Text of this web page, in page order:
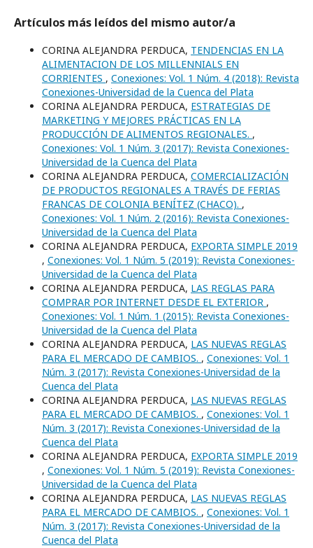
Artículos más leídos del mismo autor/a
CORINA ALEJANDRA PERDUCA, TENDENCIAS EN LA
ALIMENTACION DE LOS MILLENNIALS EN
CORRIENTES , Conexiones: Vol. 1 Núm. 4 (2018): Revista
Conexiones-Universidad de la Cuenca del Plata
CORINA ALEJANDRA PERDUCA, ESTRATEGIAS DE
MARKETING Y MEJORES PRÁCTICAS EN LA
PRODUCCIÓN DE ALIMENTOS REGIONALES. ,
Conexiones: Vol. 1 Núm. 3 (2017): Revista Conexiones-
Universidad de la Cuenca del Plata
CORINA ALEJANDRA PERDUCA, COMERCIALIZACIÓN
DE PRODUCTOS REGIONALES A TRAVÉS DE FERIAS
FRANCAS DE COLONIA BENÍTEZ (CHACO). ,
Conexiones: Vol. 1 Núm. 2 (2016): Revista Conexiones-
Universidad de la Cuenca del Plata
CORINA ALEJANDRA PERDUCA, EXPORTA SIMPLE 2019
, Conexiones: Vol. 1 Núm. 5 (2019): Revista Conexiones-
Universidad de la Cuenca del Plata
CORINA ALEJANDRA PERDUCA, LAS REGLAS PARA
COMPRAR POR INTERNET DESDE EL EXTERIOR ,
Conexiones: Vol. 1 Núm. 1 (2015): Revista Conexiones-
Universidad de la Cuenca del Plata
CORINA ALEJANDRA PERDUCA, LAS NUEVAS REGLAS
PARA EL MERCADO DE CAMBIOS. , Conexiones: Vol. 1
Núm. 3 (2017): Revista Conexiones-Universidad de la
Cuenca del Plata
CORINA ALEJANDRA PERDUCA, LAS NUEVAS REGLAS
PARA EL MERCADO DE CAMBIOS. , Conexiones: Vol. 1
Núm. 3 (2017): Revista Conexiones-Universidad de la
Cuenca del Plata
CORINA ALEJANDRA PERDUCA, EXPORTA SIMPLE 2019
, Conexiones: Vol. 1 Núm. 5 (2019): Revista Conexiones-
Universidad de la Cuenca del Plata
CORINA ALEJANDRA PERDUCA, LAS NUEVAS REGLAS
PARA EL MERCADO DE CAMBIOS. , Conexiones: Vol. 1
Núm. 3 (2017): Revista Conexiones-Universidad de la
Cuenca del Plata